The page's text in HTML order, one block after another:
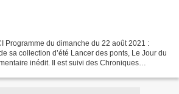
Programme du dimanche du 22 août 2021 :
sa collection d’été Lancer des ponts, Le Jour du
inédit. Il est suivi des Chroniques